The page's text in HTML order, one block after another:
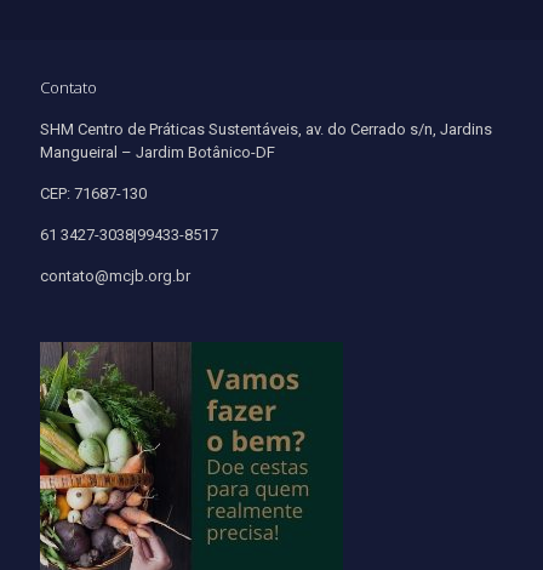
Contato
SHM Centro de Práticas Sustentáveis, av. do Cerrado s/n, Jardins
Mangueiral – Jardim Botânico-DF
CEP: 71687-130
61 3427-3038|99433-8517
contato@mcjb.org.br